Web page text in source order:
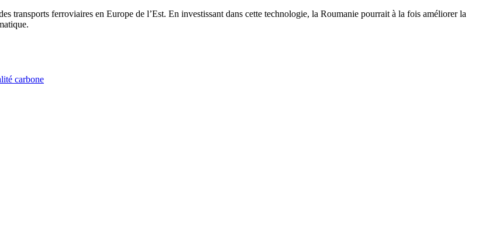
transports ferroviaires en Europe de l’Est. En investissant dans cette technologie, la Roumanie pourrait à la fois améliorer la
carbone